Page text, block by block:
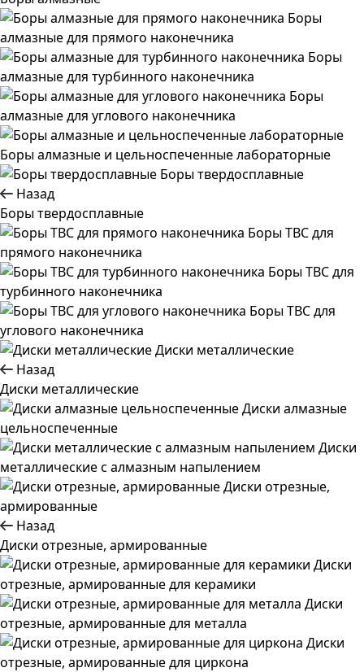
Боры
алмазные для прямого наконечника
Боры
алмазные для турбинного наконечника
Боры
алмазные для углового наконечника
Боры алмазные и цельноспеченные лабораторные
Боры твердосплавные
Назад
Боры твердосплавные
Боры ТВС для
прямого наконечника
Боры ТВС для
турбинного наконечника
Боры ТВС для
углового наконечника
Диски металлические
Назад
Диски металлические
Диски алмазные
цельноспеченные
Диски
металлические с алмазным напылением
Диски отрезные,
армированные
Назад
Диски отрезные, армированные
Диски
отрезные, армированные для керамики
Диски
отрезные, армированные для металла
Диски
отрезные, армированные для циркона